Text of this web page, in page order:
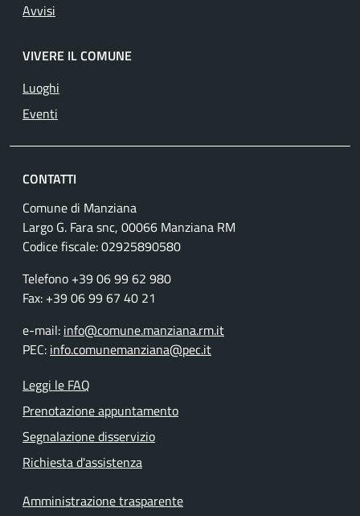
Avvisi
VIVERE IL COMUNE
Luoghi
Eventi
CONTATTI
Comune di Manziana
Largo G. Fara snc, 00066 Manziana RM
Codice fiscale:02925890580
Telefono +39 06 99 62 980
Fax: +39 06 99 67 40 21
e-mail: info@comune.manziana.rm.it
PEC: info.comunemanziana@pec.it
Leggi le FAQ
Prenotazione appuntamento
Segnalazione disservizio
Richiesta d'assistenza
Amministrazione trasparente